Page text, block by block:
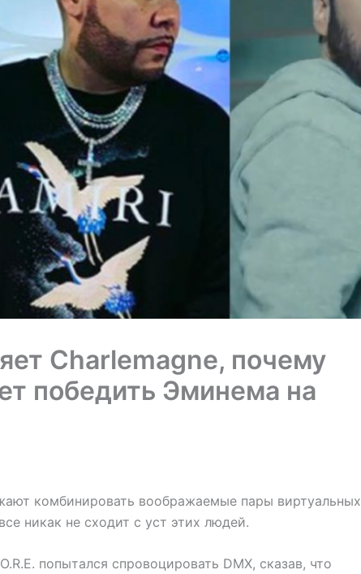
Charlemagne, почему
победить Эминема на
комбинировать воображаемые пары виртуальных
никак не сходит с уст этих людей.
попытался спровоцировать DMX, сказав, что